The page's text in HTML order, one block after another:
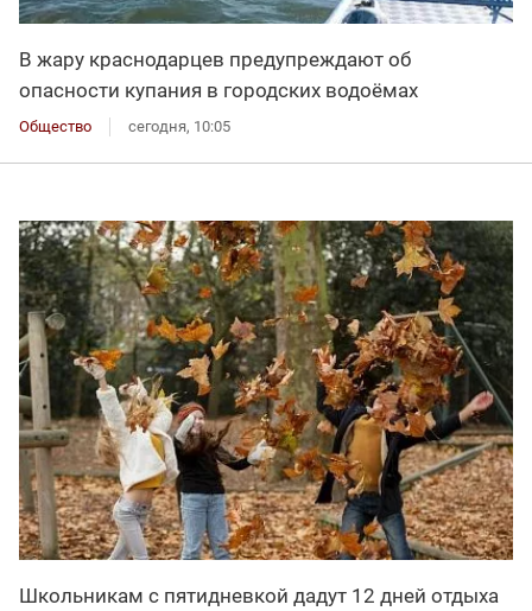
В жару краснодарцев предупреждают об
опасности купания в городских водоёмах
Общество сегодня, 10:05
Школьникам с пятидневкой дадут 12 дней отдыха